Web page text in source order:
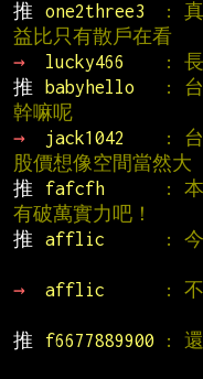
推
one2three3
: 真
益比只有散戶在看
→
lucky466 :
推
babyhello
:
幹嘛呢
→
jack1042
:
股價想像空間當然大
推
fafcfh
: 本
有破萬實力吧！
推
afflic
: 今
→
afflic
: 不
推
f6677889900
: 還